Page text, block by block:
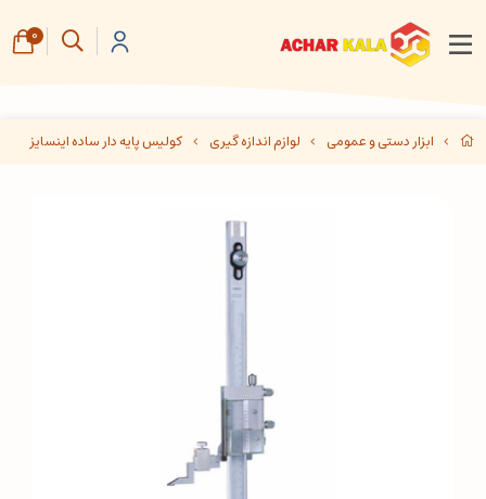
ابزار دستی و عمومی لوازم اندازه گیری کولیس پایه دار ساده اینسایز
0